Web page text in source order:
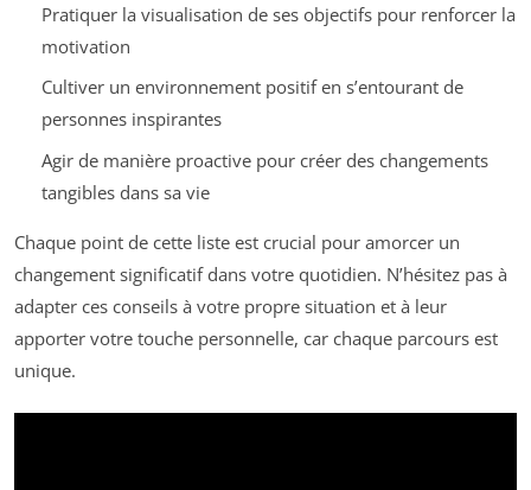
Pratiquer la visualisation de ses objectifs pour renforcer la
motivation
Cultiver un environnement positif en s’entourant de
personnes inspirantes
Agir de manière proactive pour créer des changements
tangibles dans sa vie
Chaque point de cette liste est crucial pour amorcer un
changement significatif dans votre quotidien. N’hésitez pas à
adapter ces conseils à votre propre situation et à leur
apporter votre touche personnelle, car chaque parcours est
unique.